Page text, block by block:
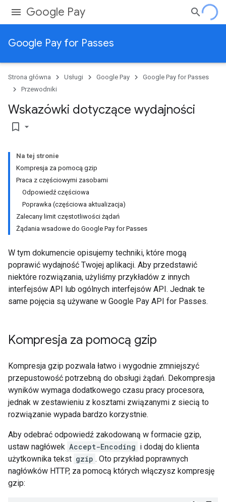
Google Pay
Google Pay for Passes
Strona główna Usługi Google Pay
Google Pay for Passes
Przewodniki
Wskazówki dotyczące wydajności
bookmark_border
Na tej stronie
Kompresja za pomocą gzip
Praca z częściowymi zasobami
Odpowiedź częściowa
Poprawka (częściowa aktualizacja)
Zalecany limit częstotliwości żądań
Żądania wsadowe do Google Pay for Passes
W tym dokumencie opisujemy techniki, które mogą
poprawić wydajność Twojej aplikacji. Aby przedstawić
niektóre rozwiązania, użyliśmy przykładów z innych
interfejsów API lub ogólnych interfejsów API. Jednak te
same pojęcia są używane w Google Pay API for Passes.
Kompresja za pomocą gzip
Kompresja gzip pozwala łatwo i wygodnie zmniejszyć
przepustowość potrzebną do obsługi żądań. Dekompresja
wyników wymaga dodatkowego czasu pracy procesora,
jednak w zestawieniu z kosztami związanymi z siecią to
rozwiązanie wypada bardzo korzystnie.
Aby odebrać odpowiedź zakodowaną w formacie gzip,
ustaw nagłówek Accept-Encoding i dodaj do klienta
użytkownika tekst gzip . Oto przykład poprawnych
nagłówków HTTP, za pomocą których włączysz kompresję
gzip: